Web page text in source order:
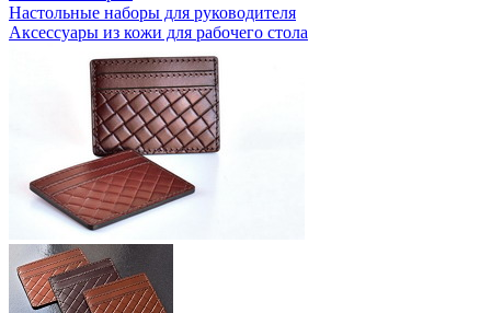
Настольные наборы для руководителя
Аксессуары из кожи для рабочего стола